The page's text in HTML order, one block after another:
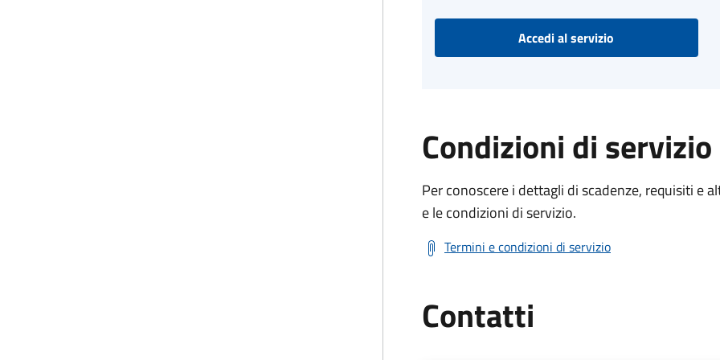
Accedi al servizio
Condizioni di servizio
Per conoscere i dettagli di scadenze, requisiti e
e le condizioni di servizio.
Termini e condizioni di servizio
Contatti